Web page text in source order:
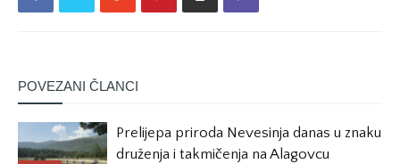
POVEZANI ČLANCI
Prelijepa priroda Nevesinja danas u znaku
druženja i takmičenja na Alagovcu